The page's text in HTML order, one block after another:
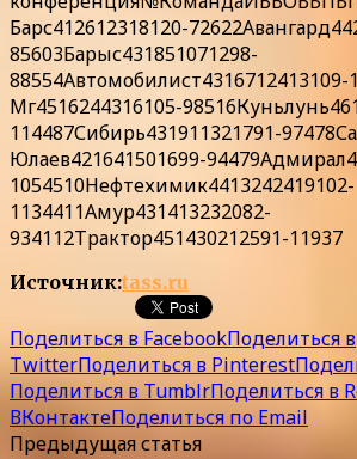
Барс412612318120-
85603Барыс431851071298-
88554Автомобилист4316712413109-
Мг4516244316105-
114487Сибирь431911321791-
Юлаев421641501699-
1054510Нефтехимик4413242419102-
1134411Амур431413232082-
934112Трактор451430212591-11937
Источник:tass.ru
Поделиться в FacebookПоделиться в
TwitterПоделиться в Pinterest
Поделиться в TumblrПоделиться в
ВКонтактеПоделиться по Email
Предыдущая статья